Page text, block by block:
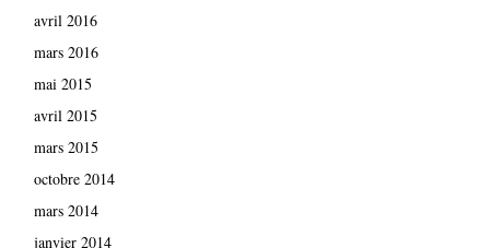
avril 2016
mars 2016
mai 2015
avril 2015
mars 2015
octobre 2014
mars 2014
janvier 2014